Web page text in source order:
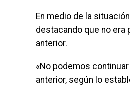
En medio de la
destacando que no era
anterior.
«No podemos
anterior, según lo